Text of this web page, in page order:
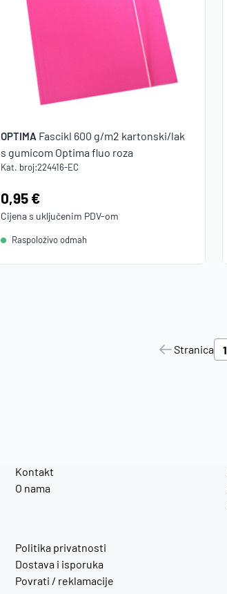
OPTIMA Fascikl 600 g/m2 kartonski/lak
s gumicom Optima fluo roza
Kat. broj:224416-EC
Cijena:
0,95 €
Cijena s uključenim PDV-om
Raspoloživo odmah
Stranica
Kontakt
O nama
Politika privatnosti
Dostava i isporuka
Povrati / reklamacije